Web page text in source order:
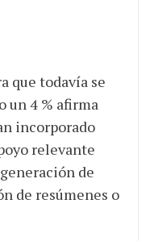
que todavía se
un 4 % afirma
incorporado
relevante
de
de resúmenes o